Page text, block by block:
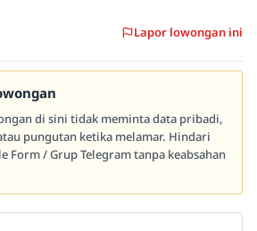
Lapor lowongan ini
di sini tidak meminta data pribadi,
pungutan ketika melamar. Hindari
Form / Grup Telegram tanpa keabsahan